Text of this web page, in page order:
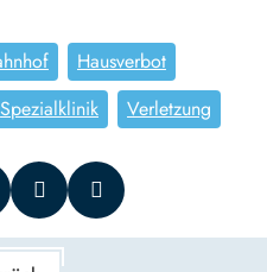
Hausverbot
Spezialklinik Verletzung